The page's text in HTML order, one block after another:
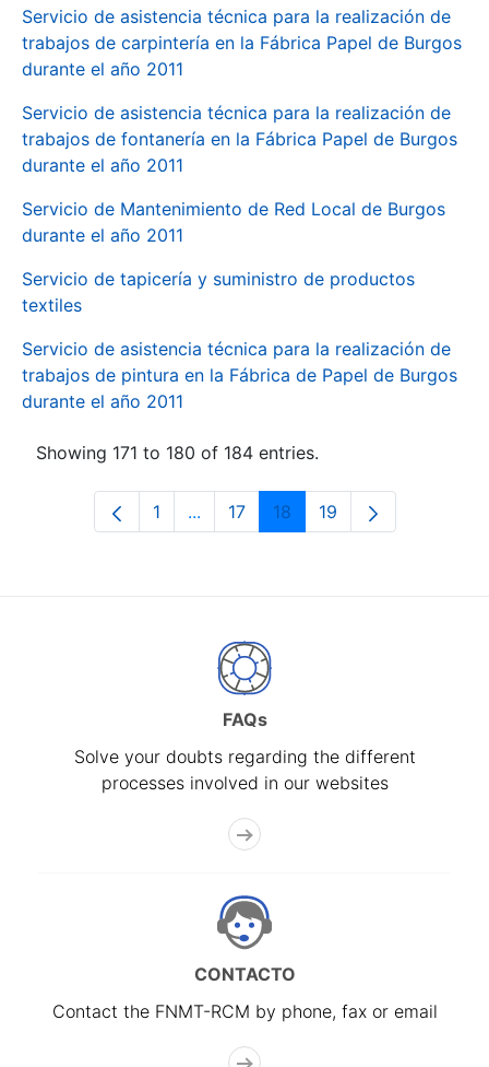
Servicio de asistencia técnica para la realización de
trabajos de carpintería en la Fábrica Papel de Burgos
durante el año 2011
Servicio de asistencia técnica para la realización de
trabajos de fontanería en la Fábrica Papel de Burgos
durante el año 2011
Servicio de Mantenimiento de Red Local de Burgos
durante el año 2011
Servicio de tapicería y suministro de productos
textiles
Servicio de asistencia técnica para la realización de
trabajos de pintura en la Fábrica de Papel de Burgos
durante el año 2011
Showing 171 to 180 of 184 entries.
Page
1 ...Intermediate Pages Use TAB to
Page
17 Page
18 Page
19
FAQs
Solve your doubts regarding the different
processes involved in our websites
CONTACTO
Contact the FNMT-RCM by phone, fax or email